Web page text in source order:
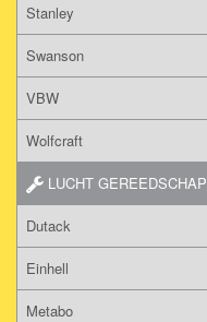
Stanley
Swanson
VBW
Wolfcraft
LUCHT GEREEDSCHAP
Dutack
Einhell
Metabo